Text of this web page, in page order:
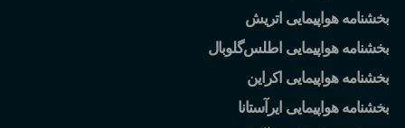
بخشنامه هواپیمایی اتریش
بخشنامه هواپیمایی اطلسگلوبال
بخشنامه هواپیمایی اکراین
بخشنامه هواپیمایی ایرآستانا